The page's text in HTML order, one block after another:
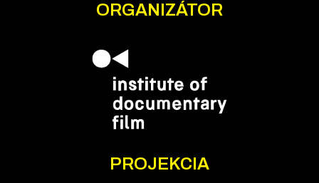
ORGANIZÁTOR
PROJEKCIA